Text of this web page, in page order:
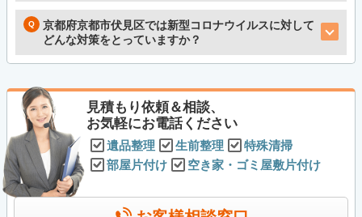
京都府京都市伏見区では新型コロナウイルスに対して
どんな対策をとっていますか？
見積もり依頼＆相談、
お気軽にお電話ください
遺品整理 生前整理
特殊清掃
部屋片付け
空き家・ゴミ屋敷片付け